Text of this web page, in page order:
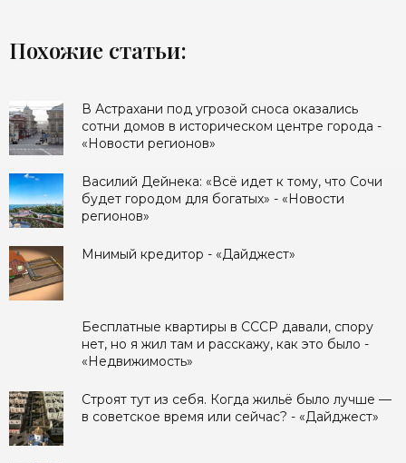
Похожие статьи:
В Астрахани под угрозой сноса оказались
сотни домов в историческом центре города -
«Новости регионов»
Василий Дейнека: «Всё идет к тому, что Сочи
будет городом для богатых» - «Новости
регионов»
Мнимый кредитор - «Дайджест»
Бесплатные квартиры в СССР давали, спору
нет, но я жил там и расскажу, как это было -
«Недвижимость»
Строят тут из себя. Когда жильё было лучше —
в советское время или сейчас? - «Дайджест»